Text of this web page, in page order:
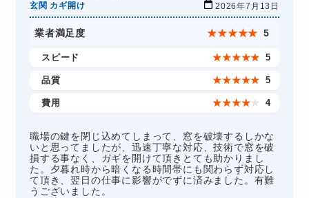
玄関 カギ開け
2026年7月13日
業者満足度 ★★★★★ 5
スピード ★★★★★ 5
品質 ★★★★★ 5
費用 ★★★★★ 4
職場の鍵を閉じ込めてしまって、窓を破壊するしかな
いと思ってましたが、迅速丁寧な対応、技術で窓を破
損する事なく、ガギを開けて頂きとても助かりまし
た。夕暮れ時から暗くなる時間帯にも関わらず対応し
て頂き、翌日の仕事に影響がでずに済みました。有難
うございました。